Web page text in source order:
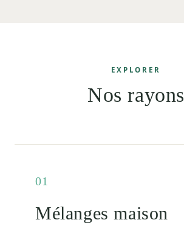
EXPLORER
Nos rayons
01
Mélanges maison